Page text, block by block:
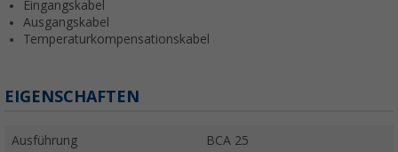
Eingangskabel
Ausgangskabel
Temperaturkompensationskabel
EIGENSCHAFTEN
Ausführung BCA 25